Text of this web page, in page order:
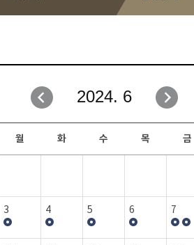
취업성공지원과
창업지원·교육센터
현장실습/IPP사업단
커뮤니티
자유게시판
일정안내
보도자료
행사갤러리
2024. 6
월 화 수 목 금
3 4 5 6 7